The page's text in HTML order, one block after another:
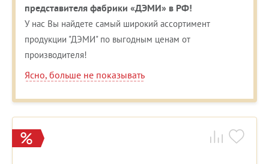
представителя фабрики «ДЭМИ» в РФ!
У нас Вы найдете самый широкий ассортимент
продукции "ДЭМИ" по выгодным ценам от
производителя!
Ясно, больше не показывать